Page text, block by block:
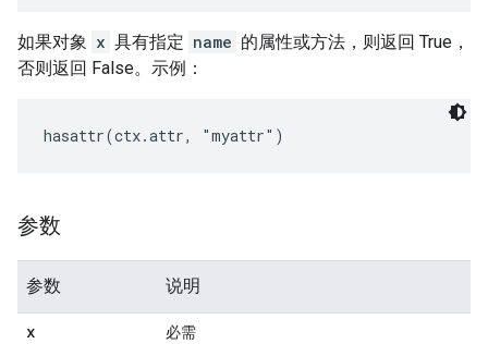
如果对象 x 具有指定 name 的属性或方法，则返回 True，
否则返回 False。示例：
hasattr(ctx.attr, "myattr")
参数
参数 说明
x
必需